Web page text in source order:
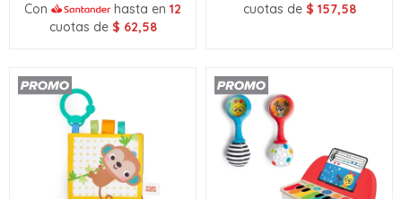
Con hasta en 12
cuotas de $ 62,58
cuotas de $ 157,58